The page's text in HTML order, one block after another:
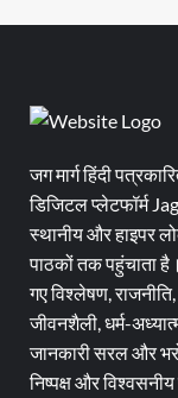
जग मार्ग हिंदी
डिजिटल प्लेटफॉर्म
स्थानीय और हाइपर
पाठकों तक पहुंचाता
गए विश्लेषण,
जीवनशैली, धर्म-
जानकारी सरल और
निष्पक्ष और